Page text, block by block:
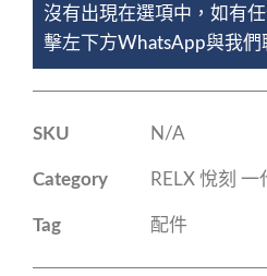
沒有出現在選項中，如有
擊左下方WhatsApp與我們
SKU N/A
Category RELX 悅刻
Tag 配件